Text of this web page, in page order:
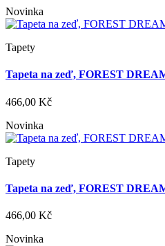
Novinka
Tapety
Tapeta na zeď, FOREST
466,00 Kč
Novinka
Tapety
Tapeta na zeď, FOREST
466,00 Kč
Novinka